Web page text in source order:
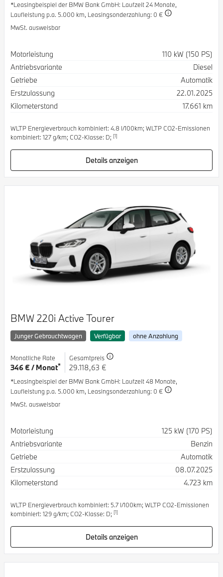
*Leasingbeispiel der BMW Bank GmbH: Laufzeit 24 Monate,
Laufleistung p.a. 5.000 km, Leasingsonderzahlung: 0 €
MwSt. ausweisbar
Spezifikation
Motorleistung
110 kW (150 PS)
Antriebsvariante
Diesel
Getriebe
Automatik
Erstzulassung
22.01.2025
Kilometerstand
17.661 km
WLTP Energieverbrauch kombiniert: 4.8 l/100km; WLTP CO2-Emissionen
kombiniert: 127 g/km; CO2-Klasse: D; [1]
Details anzeigen
BMW 220i Active Tourer
Junger Gebrauchtwagen Verfügbar ohne Anzahlung
Monatliche Rate
346 € / Monat*
Gesamtpreis
29.118,63 €
*Leasingbeispiel der BMW Bank GmbH: Laufzeit 48 Monate,
Laufleistung p.a. 5.000 km, Leasingsonderzahlung: 0 €
MwSt. ausweisbar
Spezifikation
Motorleistung
125 kW (170 PS)
Antriebsvariante
Benzin
Getriebe
Automatik
Erstzulassung
08.07.2025
Kilometerstand
4.723 km
WLTP Energieverbrauch kombiniert: 5.7 l/100km; WLTP CO2-Emissionen
kombiniert: 129 g/km; CO2-Klasse: D; [1]
Details anzeigen